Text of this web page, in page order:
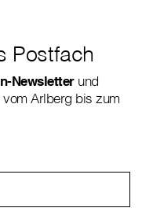
Postfach
Newsletterund
Arlberg bis zum